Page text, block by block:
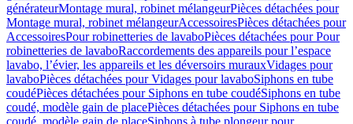
générateurMontage mural, robinet mélangeurPièces détachées pour
Montage mural, robinet mélangeurAccessoiresPièces détachées pour
AccessoiresPour robinetteries de lavaboPièces détachées pour Pour
robinetteries de lavaboRaccordements des appareils pour l’espace
lavabo, l’évier, les appareils et les déversoirs murauxVidages pour
lavaboPièces détachées pour Vidages pour lavaboSiphons en tube
coudéPièces détachées pour Siphons en tube coudéSiphons en tube
coudé, modèle gain de placePièces détachées pour Siphons en tube
coudé, modèle gain de placeSiphons à tube plongeur pour